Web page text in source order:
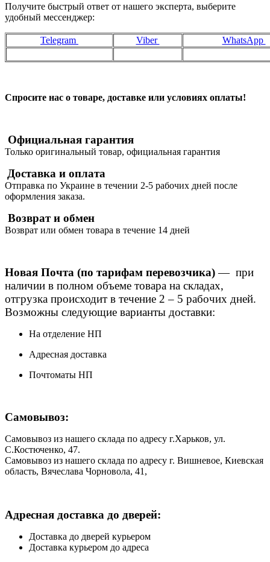
Получите быстрый ответ от нашего эксперта, выберите
удобный мессенджер:
Telegram Viber WhatsApp
Спросите нас о товаре, доставке или условиях оплаты!
Официальная гарантия
Только оригинальный товар, официальная гарантия
Доставка и оплата
Отправка по Украине в течении 2-5 рабочих дней после
оформления заказа.
Возврат и обмен
Возврат или обмен товара в течение 14 дней
Новая Почта (по тарифам перевозчика)— при
наличии в полном объеме товара на складах,
отгрузка происходит в течение 2 – 5 рабочих дней.
Возможны следующие варианты доставки:
На отделение НП
Адресная доставка
Почтоматы НП
Самовывоз:
Самовывоз из нашего склада по адресу г.Харьков, ул.
С.Костюченко, 47.
Самовывоз из нашего склада по адресу г. Вишневое, Киевская
область, Вячеслава Чорновола, 41,
Адресная доставка до дверей:
Доставка до дверей курьером
Доставка курьером до адреса